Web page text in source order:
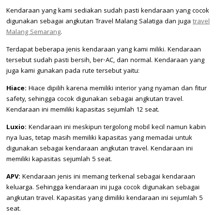
Kendaraan yang kami sediakan sudah pasti kendaraan yang cocok
digunakan sebagai angkutan Travel Malang Salatiga dan juga travel
Malang Semarang.
Terdapat beberapa jenis kendaraan yang kami miliki. Kendaraan
tersebut sudah pasti bersih, ber-AC, dan normal. Kendaraan yang
juga kami gunakan pada rute tersebut yaitu:
Hiace: Hiace dipilih karena memiliki interior yang nyaman dan fitur
safety, sehingga cocok digunakan sebagai angkutan travel.
Kendaraan ini memiliki kapasitas sejumlah 12 seat.
Luxio: Kendaraan ini meskipun tergolong mobil kecil namun kabin
nya luas, tetap masih memiliki kapasitas yang memadai untuk
digunakan sebagai kendaraan angkutan travel. Kendaraan ini
memiliki kapasitas sejumlah 5 seat.
APV: Kendaraan jenis ini memang terkenal sebagai kendaraan
keluarga. Sehingga kendaraan ini juga cocok digunakan sebagai
angkutan travel. Kapasitas yang dimiliki kendaraan ini sejumlah 5
seat.